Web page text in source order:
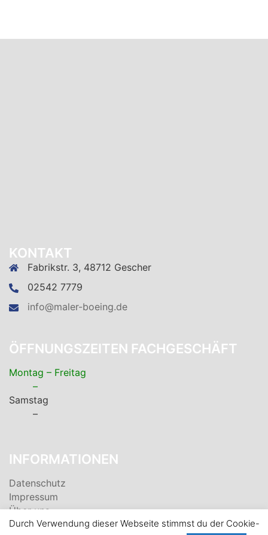
KONTAKT
Fabrikstr. 3, 48712 Gescher
02542 7779
info@maler-boeing.de
ÖFFNUNGSZEITEN FACHGESCHÄFT
Montag – Freitag
–
Samstag
–
INFORMATIONEN
Datenschutz
Impressum
Über uns
Durch Verwendung dieser Webseite stimmst du der Cookie-